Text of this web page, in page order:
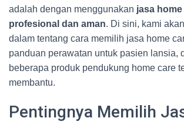
adalah dengan menggunakan jasa
profesional dan aman. Di sini, kami
dalam tentang cara memilih jasa home
panduan perawatan untuk pasien lansia,
beberapa produk pendukung home care
membantu.
Pentingnya Memilih